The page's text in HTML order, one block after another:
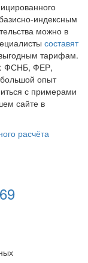
индексным
можно в
составят
тарифам.
ФСНБ, ФЕР,
опыт
с примерами
сайте в
расчёта